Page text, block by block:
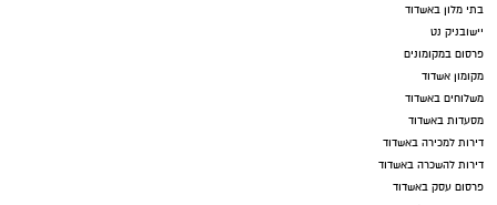
בתי מלון באשדוד
יישובניק נט
פרסום במקומונים
מקומון אשדוד
משלוחים באשדוד
מסעדות באשדוד
דירות למכירה באשדוד
דירות להשכרה באשדוד
פרסום עסק באשדוד